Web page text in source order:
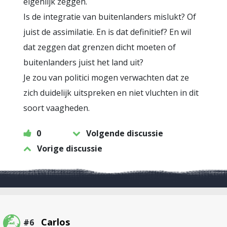
Is de integratie van buitenlanders mislukt? Of
juist de assimilatie. En is dat definitief? En wil
dat zeggen dat grenzen dicht moeten of
buitenlanders juist het land uit?
Je zou van politici mogen verwachten dat ze
zich duidelijk uitspreken en niet vluchten in dit
soort vaagheden.
0
Volgende discussie
Vorige discussie
#6 Carlos